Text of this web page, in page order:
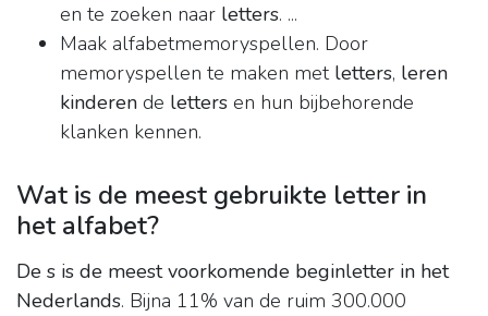
en te zoeken naar letters. ...
Maak alfabetmemoryspellen. Door
memoryspellen te maken met letters, leren
kinderen de letters en hun bijbehorende
klanken kennen.
Wat is de meest gebruikte letter in
het alfabet?
De s is de meest voorkomende beginletter in het
Nederlands. Bijna 11% van de ruim 300.000